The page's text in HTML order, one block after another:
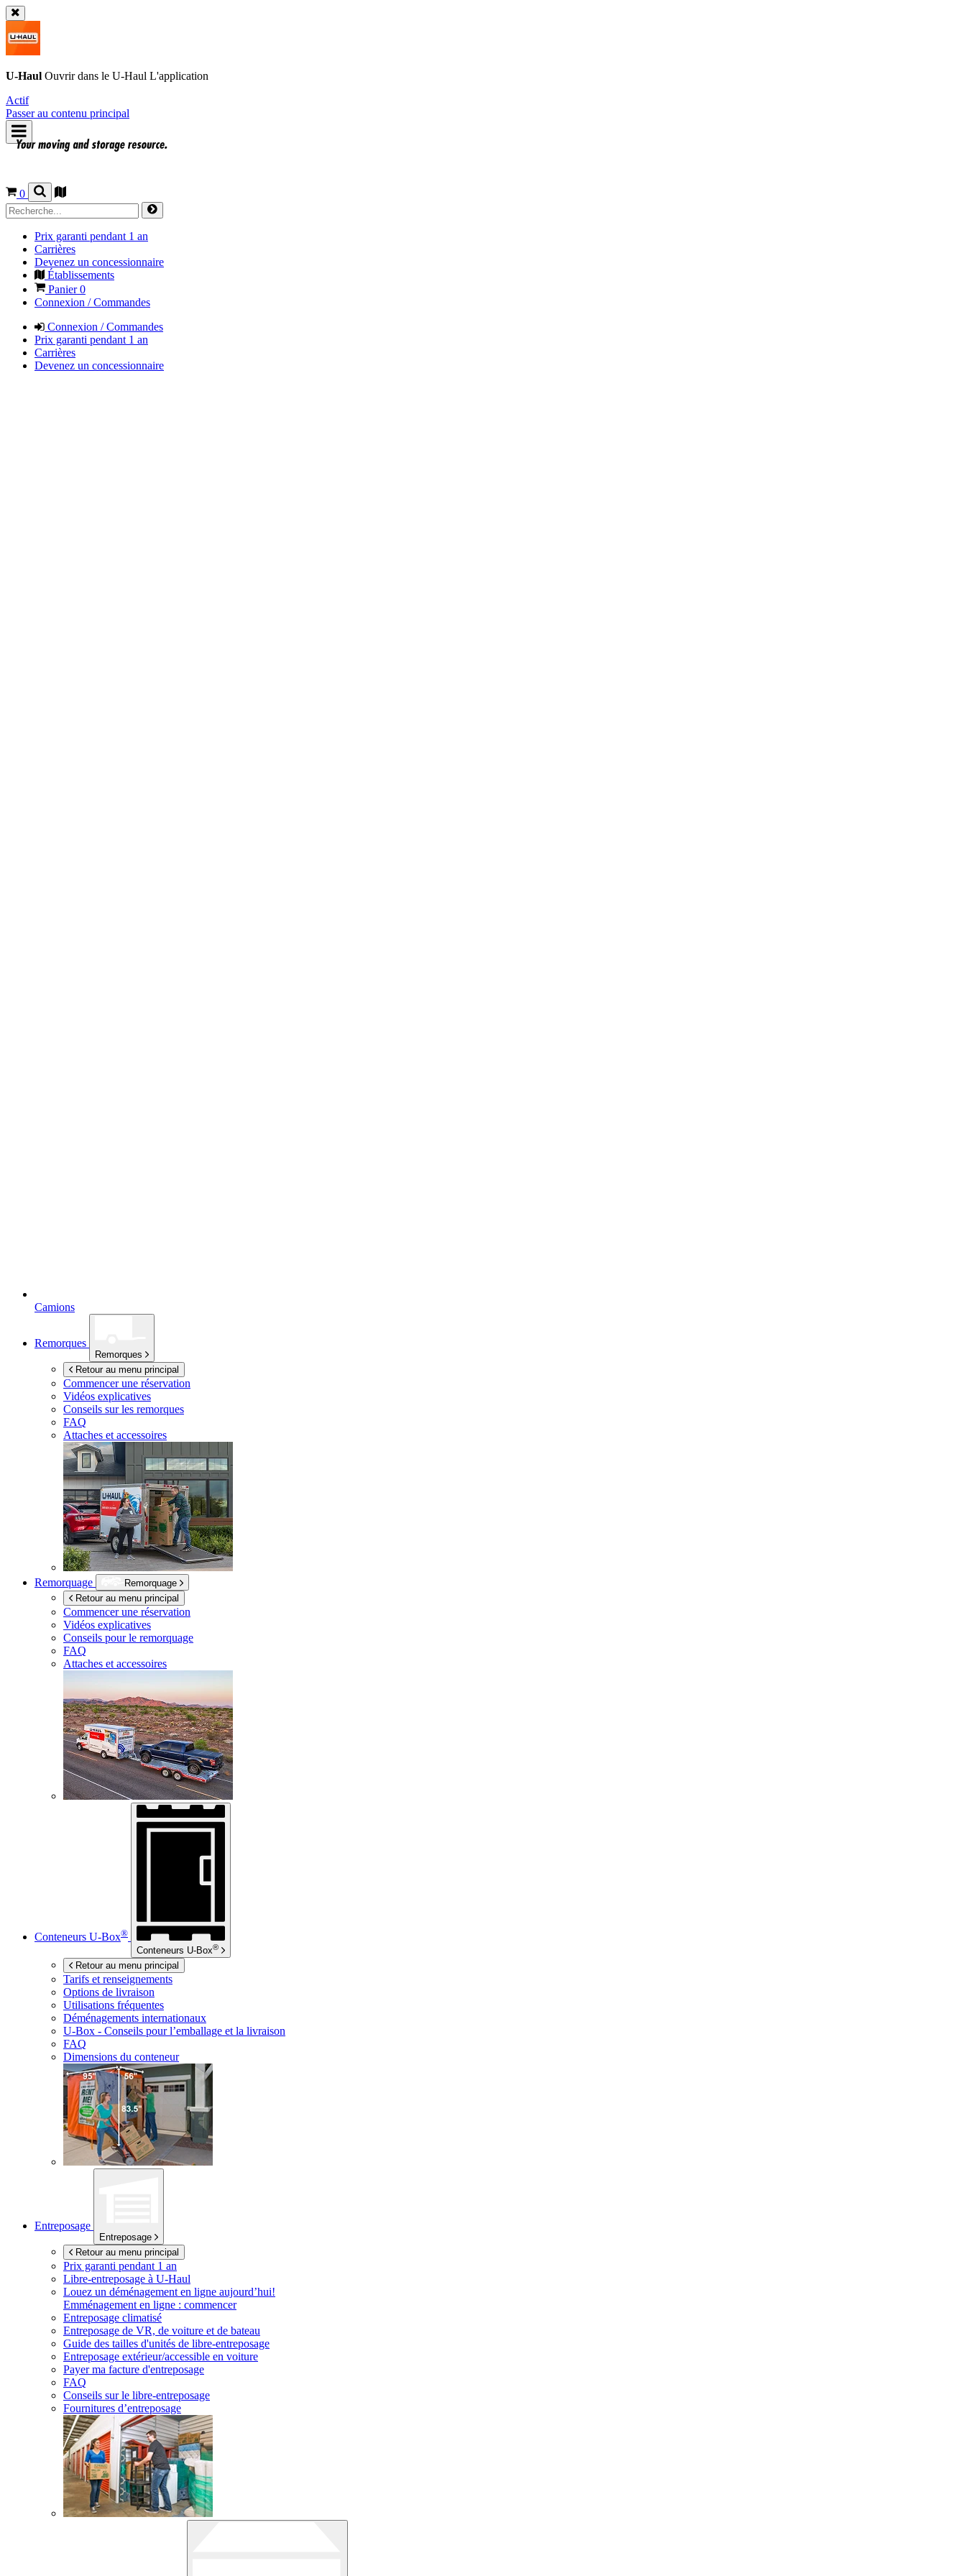
U-Haul Ouvrir dans le U-Haul L'application
Actif
Passer au contenu principal
0
Prix garanti pendant 1 an
Carrières
Devenez un concessionnaire
Établissements
Panier0
Connexion / Commandes
Connexion / Commandes
Prix garanti pendant 1 an
Carrières
Devenez un concessionnaire
Camions
Remorques
Remorques
Retour au menu principal
Commencer une réservation
Vidéos explicatives
Conseils sur les remorques
FAQ
Attaches et accessoires
Remorquage
Remorquage
Retour au menu principal
Commencer une réservation
Vidéos explicatives
Conseils pour le remorquage
FAQ
Attaches et accessoires
Conteneurs U-Box®
Conteneurs U-Box®
Retour au menu principal
Tarifs et renseignements
Options de livraison
Utilisations fréquentes
Déménagements internationaux
U-Box - Conseils pour l’emballage et la livraison
FAQ
Dimensions du conteneur
Entreposage
Entreposage
Retour au menu principal
Prix garanti pendant 1 an
Libre-entreposage à U-Haul
Louez un déménagement en ligne aujourd’hui!
Emménagement en ligne : commencer
Entreposage climatisé
Entreposage de VR, de voiture et de bateau
Guide des tailles d'unités de libre-entreposage
Entreposage extérieur/accessible en voiture
Payer ma facture d'entreposage
FAQ
Conseils sur le libre-entreposage
Fournitures d’entreposage